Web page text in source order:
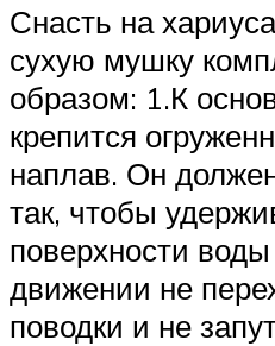
Снасть на
сухую мушку
образом: 1.К
крепится
наплав. Он
так, чтобы
поверхности
движении не
поводки и не